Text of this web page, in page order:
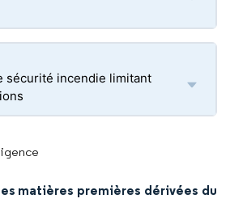
sécurité incendie limitant
matières premières dérivées du